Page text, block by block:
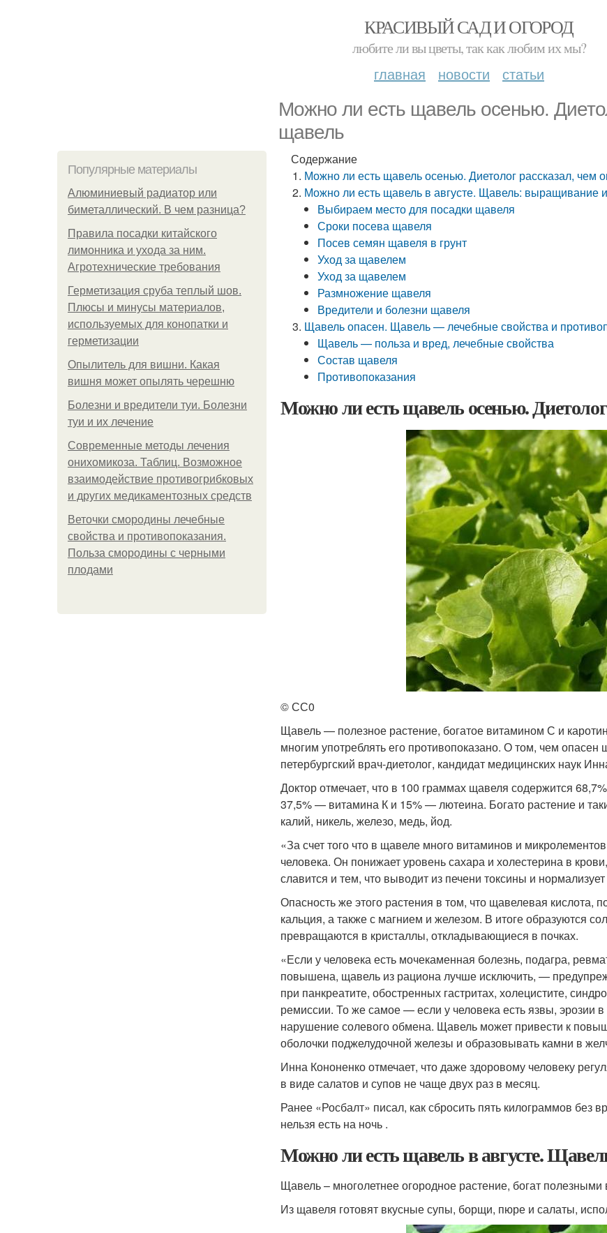
КРАСИВЫЙ САД И ОГОРОД
любите ли вы цветы, так как любим их мы?
главная новости статьи
Можно ли есть щавель осенью.
щавель
Популярные материалы
Алюминиевый радиатор или
биметаллический. В чем разница?
Правила посадки китайского
лимонника и ухода за ним.
Агротехнические требования
Герметизация сруба теплый шов.
Плюсы и минусы материалов,
используемых для конопатки и
герметизации
Опылитель для вишни. Какая
вишня может опылять черешню
Болезни и вредители туи. Болезни
туи и их лечение
Современные методы лечения
онихомикоза. Таблиц. Возможное
взаимодействие противогрибковых
и других медикаментозных средств
Веточки смородины лечебные
свойства и противопоказания.
Польза смородины с черными
плодами
Содержание
Можно ли есть щавель осенью. Диетолог рассказал, чем
Можно ли есть щавель в августе. Щавель: выращивание
Выбираем место для посадки щавеля
Сроки посева щавеля
Посев семян щавеля в грунт
Уход за щавелем
Уход за щавелем
Размножение щавеля
Вредители и болезни щавеля
Щавель опасен. Щавель — лечебные свойства и
Щавель — польза и вред, лечебные свойства
Состав щавеля
Противопоказания
Можно ли есть щавель осенью.
© СС0
Щавель — полезное растение, богатое витамином С и
многим употреблять его противопоказано. О том, чем
петербургский врач-диетолог, кандидат медицинских наук
Доктор отмечает, что в 100 граммах щавеля содержится
37,5% — витамина К и 15% — лютеина. Богато растение и
калий, никель, железо, медь, йод.
«За счет того что в щавеле много витаминов и
человека. Он понижает уровень сахара и холестерина в
славится и тем, что выводит из печени токсины и
Опасность же этого растения в том, что щавелевая кислота,
кальция, а также с магнием и железом. В итоге образуются
превращаются в кристаллы, откладывающиеся в почках.
«Если у человека есть мочекаменная болезнь, подагра,
повышена, щавель из рациона лучше исключить, —
при панкреатите, обостренных гастритах, холецистите,
ремиссии. То же самое — если у человека есть язвы, эрозии
нарушение солевого обмена. Щавель может привести к
оболочки поджелудочной железы и образовывать камни в
Инна Кононенко отмечает, что даже здоровому человеку
в виде салатов и супов не чаще двух раз в месяц.
Ранее «Росбалт» писал, как сбросить пять килограммов без
нельзя есть на ночь .
Можно ли есть щавель в августе.
Щавель – многолетнее огородное растение, богат
Из щавеля готовят вкусные супы, борщи, пюре и салаты,